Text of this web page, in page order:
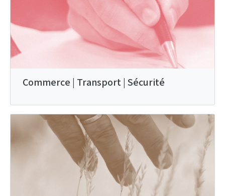
Commerce | Transport | Sécurité